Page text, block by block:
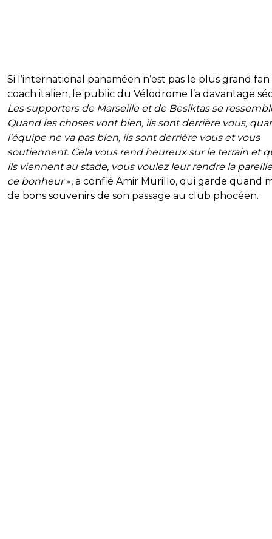
Si l’international panaméen n’est pas le plus grand
coach italien, le public du Vélodrome l’a davantage
Les supporters de Marseille et de Besiktas se
Quand les choses vont bien, ils sont derrière vous,
l'équipe ne va pas bien, ils sont derrière vous et vous
soutiennent. Cela vous rend heureux sur le terrain et
ils viennent au stade, vous voulez leur rendre la
ce bonheur», a confié Amir Murillo, qui garde quand
de bons souvenirs de son passage au club phocéen.